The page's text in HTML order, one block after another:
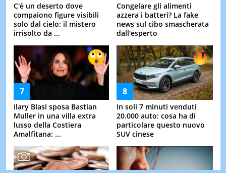
C'è un deserto dove
compaiono figure visibili
solo dal cielo: il mistero
irrisolto da ...
Congelare gli alimenti
azzera i batteri? La fake
news sul cibo smascherata
dall'esperto
Ilary Blasi sposa Bastian
Muller in una villa extra
lusso della Costiera
Amalfitana: ...
In soli 7 minuti venduti
20.000 auto: cosa ha di
particolare questo nuovo
SUV cinese